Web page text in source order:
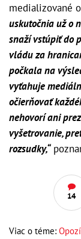
medializované
uskutočnia už o
snaží vstúpiť do
vládu za
počkala na
vyťahuje
očierňovať
nehovorí ani
vyšetrovanie,
rozsudky,“
14
Viac o téme: